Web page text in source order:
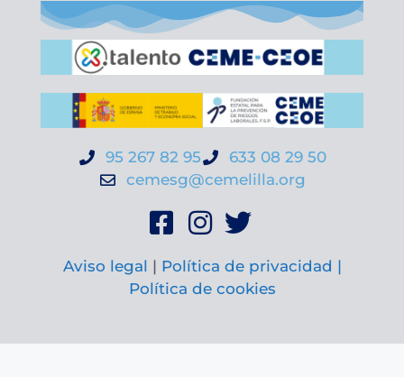
95 267 82 95
633 08 29 50
cemesg@cemelilla.org
Aviso legal | Política de privacidad |
Política de cookies